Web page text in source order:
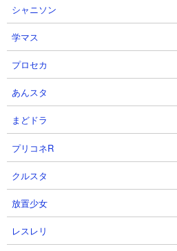
のまま粘って敵主力を片付けて勝利で
シャニソン
学マス
プロセカ
あんスタ
まどドラ
プリコネR
クルスタ
放置少女
レスレリ